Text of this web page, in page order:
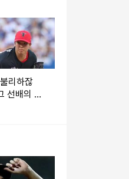
리하잖
선배의 따